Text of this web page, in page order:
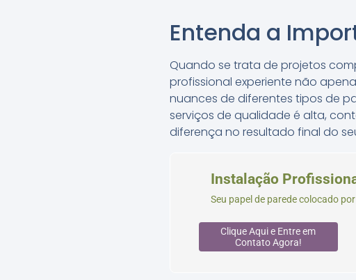
Entenda a
Quando se trata de projetos
profissional experiente não
nuances de diferentes tipos de
serviços de qualidade é alta,
diferença no resultado final do
Instalação
Seu papel de parede colocado
Clique Aqui e Entre em
Contato Agora!